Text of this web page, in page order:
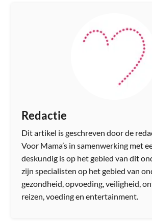
Redactie
Dit artikel is geschreven door de
Voor Mama’s in samenwerking met
deskundig is op het gebied van dit
zijn specialisten op het gebied van
gezondheid, opvoeding, veiligheid,
reizen, voeding en entertainment.